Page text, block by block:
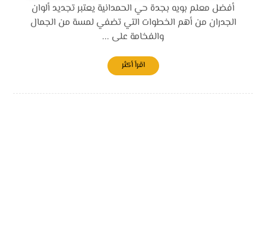
أفضل معلم بويه بجدة حي الحمدانية يعتبر تجديد ألوان
الجدران من أهم الخطوات التي تضفي لمسة من الجمال
والفخامة على ...
اقرأ أكثر